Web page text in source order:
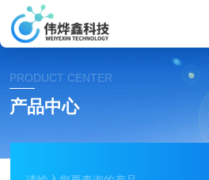
PRODUCT CENTER
产品中心